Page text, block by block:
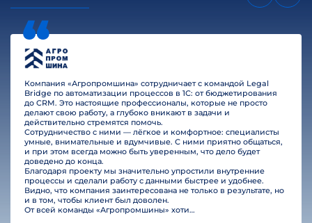
Компания «Агропромшина» сотрудничает с командой Legal
Bridge по автоматизации процессов в 1С: от бюджетирования
до CRM. Это настоящие профессионалы, которые не просто
делают свою работу, а глубоко вникают в задачи и
действительно стремятся помочь.
Сотрудничество с ними — лёгкое и комфортное: специалисты
умные, внимательные и вдумчивые. С ними приятно общаться,
и при этом всегда можно быть уверенным, что дело будет
доведено до конца.
Благодаря проекту мы значительно упростили внутренние
процессы и сделали работу с данными быстрее и удобнее.
Видно, что компания заинтересована не только в результате, но
и в том, чтобы клиент был доволен.
От всей команды «Агропромшины» хотим поблагодарить специалистов Legal Bridge за отличную работу и человеческое отношение.…